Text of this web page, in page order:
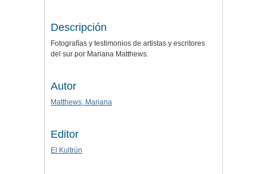
Descripción
Fotografías y testimonios de artistas y escritores
del sur por Mariana Matthews.
Autor
Matthews, Mariana
Editor
El Kultrún